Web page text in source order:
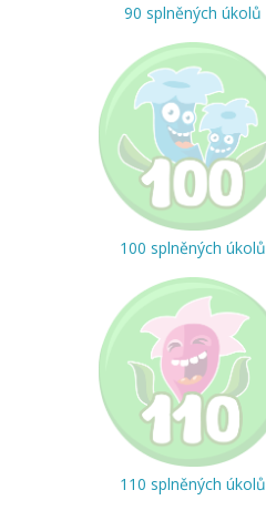
90 splněných úkolů
100 splněných úkolů
110 splněných úkolů